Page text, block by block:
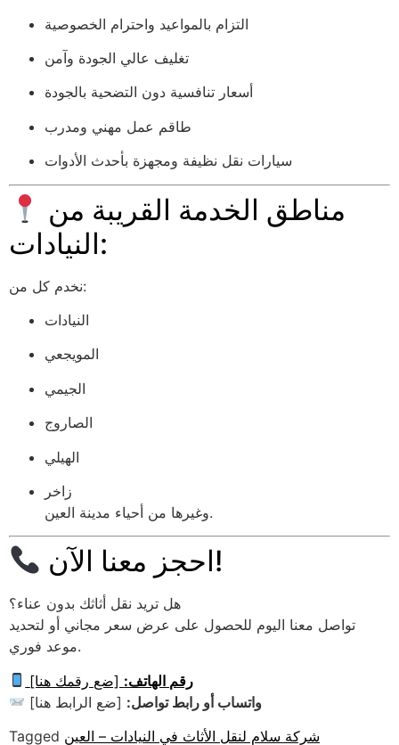
التزام بالمواعيد واحترام الخصوصية
تغليف عالي الجودة وآمن
أسعار تنافسية دون التضحية بالجودة
طاقم عمل مهني ومدرب
سيارات نقل نظيفة ومجهزة بأحدث الأدوات
النيادات:
نخدم كل من:
النيادات
المويجعي
الجيمي
الصاروج
الهيلي
زاخر
وغيرها من أحياء مدينة العين.
احجز معنا الآن!
هل تريد نقل أثاثك بدون عناء؟
تواصل معنا اليوم للحصول على عرض سعر مجاني أو لتحديد
موعد فوري.
رقم الهاتف: [ضع رقمك هنا]
واتساب أو رابط تواصل: [ضع الرابط هنا]
Tagged شركة سلام لنقل الأثاث في النيادات – العين